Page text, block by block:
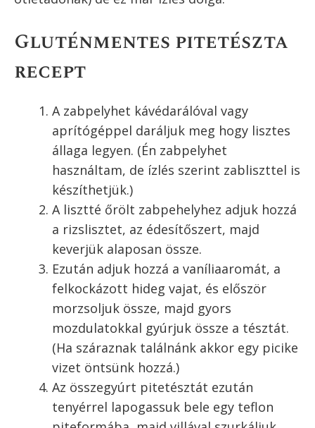
okoz mostanában egy-egy gluténmentes
sütemény, torta, vagy éppen pite megsütése.
A napokban aztán kicsit kísérletezgettem, és a
végeredmény nagyon finomra, és omlósra
készült pitetésztát sütöttem, és bevallom nem
is gondoltam hogy ilyen könnyen tudok majd
bánni a tésztával, így alaptésztának bátran
merem ajánlani mindenkinek. Az elkészült
pitetésztát végül én egy egyszerű vaníliás
krémmel és szezonális gyümölcsökkel
töltöttem meg, (ennek majd egy következő
bejegyzést szentelek itt a blogban,
ötletadónak) de ez már ízlés dolga.
Gluténmentes pitetészta
recept
A zabpelyhet kávédarálóval vagy
aprítógéppel daráljuk meg hogy lisztes
állaga legyen. (Én zabpelyhet